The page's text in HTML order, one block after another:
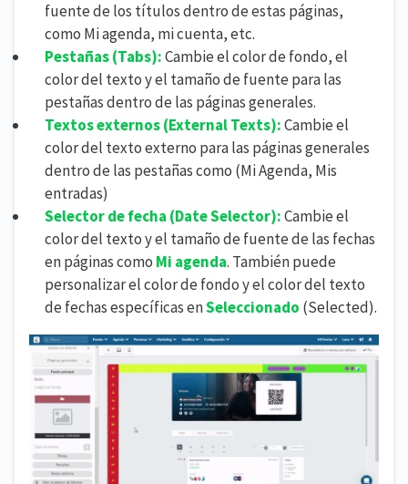
fuente de los títulos dentro de estas páginas,
como Mi agenda, mi cuenta, etc.
Pestañas (Tabs):Cambie el color de fondo, el
color del texto y el tamaño de fuente para las
pestañas dentro de las páginas generales.
Textos externos (ExternalTexts):Cambie el
color del texto externo para las páginas generales
dentro de las pestañas como (Mi Agenda, Mis
entradas)
Selector de fecha (Date Selector):Cambie el
color del texto y el tamaño de fuente de las fechas
en páginas como Mi agenda. También puede
personalizar el color de fondo y el color del texto
de fechas específicas enSeleccionado (Selected).